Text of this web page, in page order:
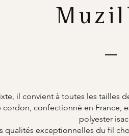
il convient à toutes les tailles
cordon, confectionné en France,
polyester
qualités exceptionnelles du fil